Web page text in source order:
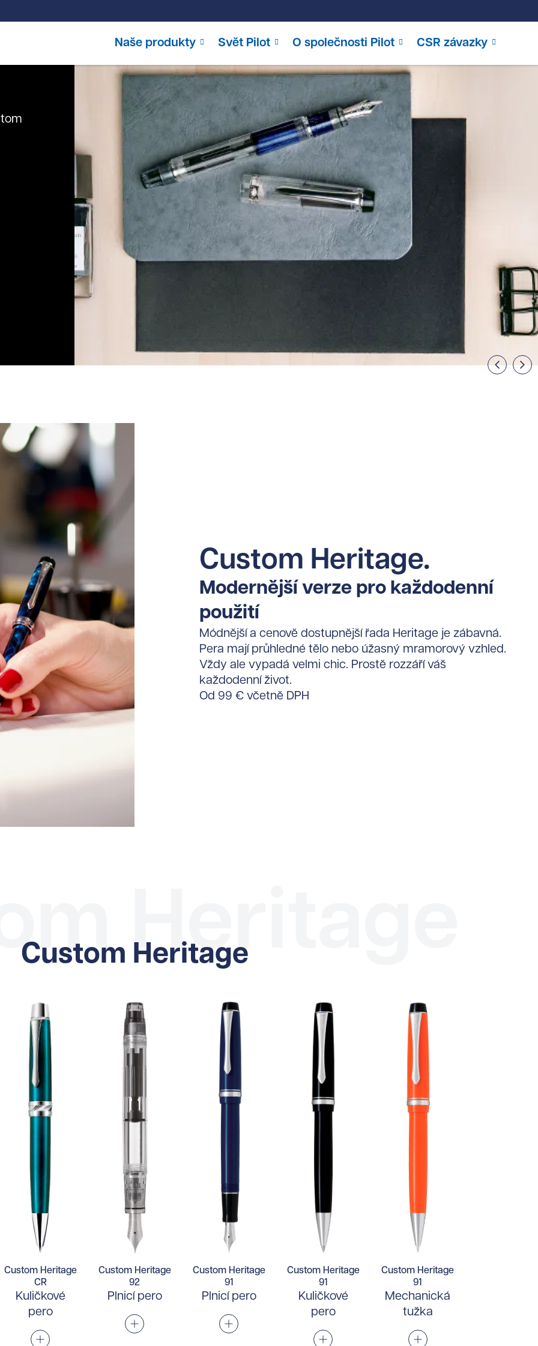
Naše produkty Svět Pilot O společnosti Pilot CSR závazky
Custom Heritage.
Modernější verze pro každodenní
použití
Módnější a cenově dostupnější řada Heritage je zábavná.
Pera mají průhledné tělo nebo úžasný mramorový vzhled.
Vždy ale vypadá velmi chic. Prostě rozzáří váš
každodenní život.
Od 99 € včetně DPH
Heritage
Custom Heritage
Custom Heritage
CR
Kuličkové
pero
Custom Heritage
92
Plnicí pero
Custom Heritage
91
Plnicí pero
Custom Heritage
91
Kuličkové
pero
Custom Heritage
91
Mechanická
tužka